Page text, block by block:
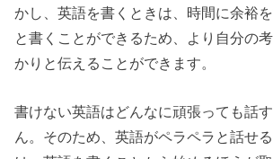
かし、英語を書くときは、時間に余裕
と書くことができるため、より自分の
かりと伝えることができます。
書けない英語はどんなに頑張っても話
ん。そのため、英語がペラペラと話せ